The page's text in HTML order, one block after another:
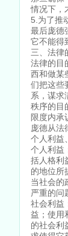
情况下，
5.为了推
最后庞德
它不能得
三、法律
法律的目
西和做某
们把这些
系，谋求
秩序的目
限度内承
庞德从法
个人利益
个人利益
括人格利
的地位所
当社会的
严重的问
社会利益
益；使用
的社会利